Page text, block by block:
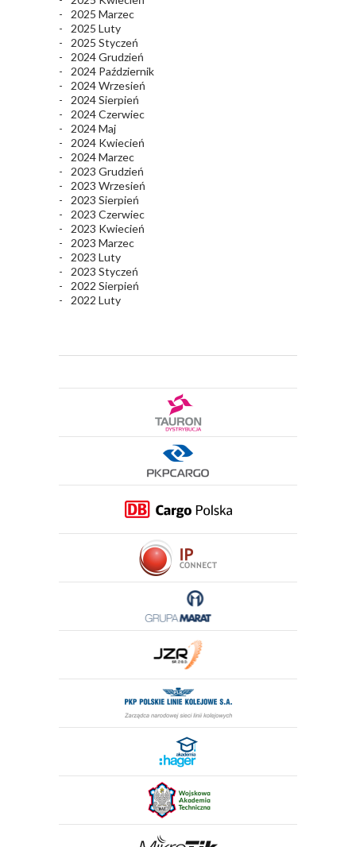
2025 Marzec
2025 Luty
2025 Styczeń
2024 Grudzień
2024 Październik
2024 Wrzesień
2024 Sierpień
2024 Czerwiec
2024 Maj
2024 Kwiecień
2024 Marzec
2023 Grudzień
2023 Wrzesień
2023 Sierpień
2023 Czerwiec
2023 Kwiecień
2023 Marzec
2023 Luty
2023 Styczeń
2022 Sierpień
2022 Luty